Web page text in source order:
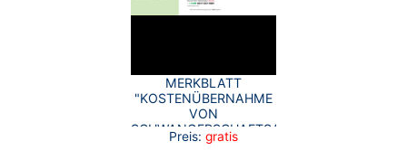
MERKBLATT
"KOSTENÜBERNAHME
VON
SCHWANGERSCHAFTSABBRÜCHEN
IN BESONDEREN
Preis: gratis